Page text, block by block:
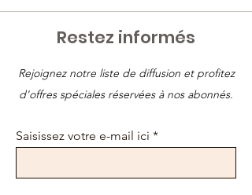
Restez informés
Rejoignez notre liste de diffusion et profitez
d'offres spéciales réservées à nos abonnés.
Saisissez votre e-mail ici